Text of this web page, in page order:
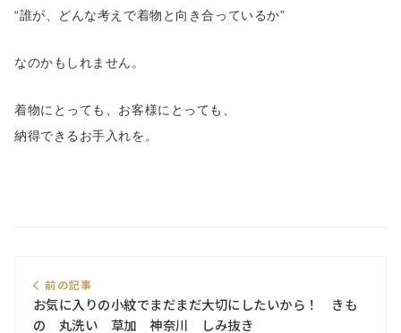
“誰が、どんな考えで着物と向き合っているか”
なのかもしれません。
着物にとっても、お客様にとっても、
納得できるお手入れを。
前の記事
お気に入りの小紋でまだまだ大切にしたいから！ きも
の 丸洗い 草加 神奈川 しみ抜き